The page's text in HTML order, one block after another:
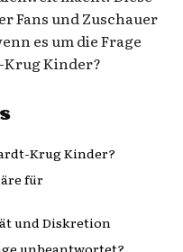
Fans und Zuschauer
es um die Frage
Kinder?
Krug Kinder?
für
und Diskretion
unbeantwortet?